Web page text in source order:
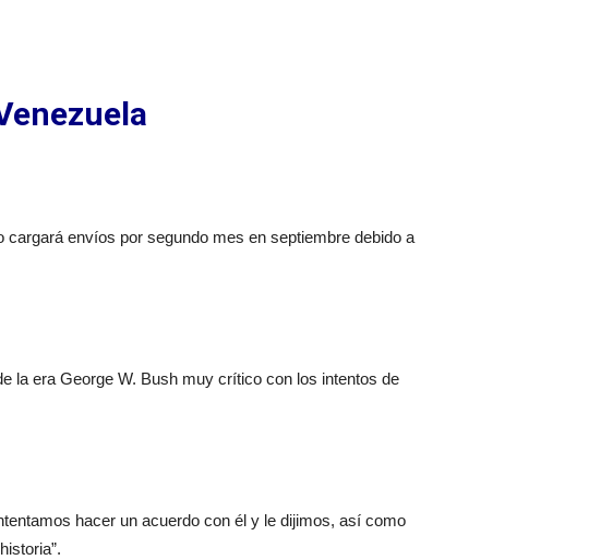
envíos por segundo mes en septiembre debido a
la era George W. Bush muy crítico con los intentos de
hacer un acuerdo con él y le dijimos, así como